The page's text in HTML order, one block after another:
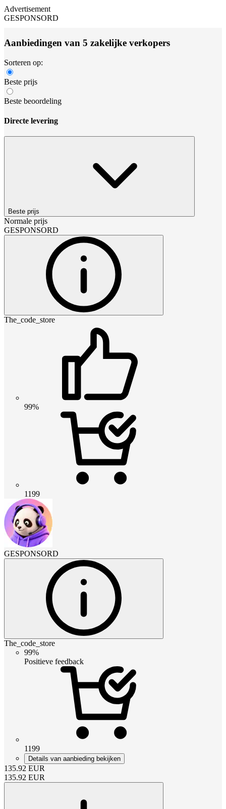
Advertisement
GESPONSORD
Aanbiedingen van 5 zakelijke verkopers
Sorteren op:
Beste prijs
Beste beoordeling
Directe levering
Beste prijs
Normale prijs
GESPONSORD
The_code_store
99%
1199
GESPONSORD
The_code_store
99%
Positieve feedback
1199
Details van aanbieding bekijken
135.92 EUR
135.92 EUR